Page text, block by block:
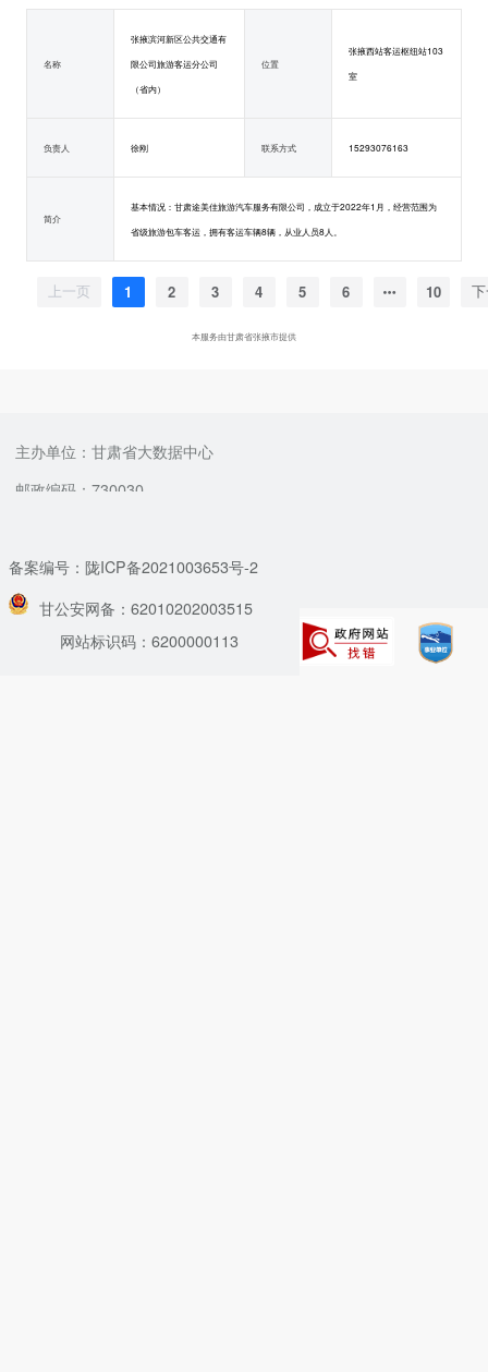
名称
张掖滨河新区公共交通有
限公司旅游客运分公司
（省内）
位置
张掖西站客运枢纽站103
室
负责人 徐刚 联系方式 15293076163
简介
基本情况：甘肃途美佳旅游汽车服务有限公司，成立于2022年1月，经营范围为
省级旅游包车客运，拥有客运车辆8辆，从业人员8人。
上一页 1 2 3 4 5 6 10
本服务由甘肃省张掖市提供
主办单位：甘肃省大数据中心
邮政编码：730030
备案编号：陇ICP备2021003653号-2
甘公安网备：62010202003515
网站标识码：6200000113